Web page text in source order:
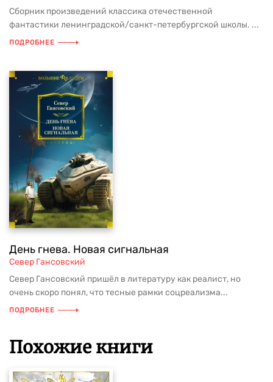
Сборник произведений классика отечественной
фантастики ленинградской/санкт-петербургской школы. ...
ПОДРОБНЕЕ
День гнева. Новая сигнальная
Север Гансовский
Север Гансовский пришёл в литературу как реалист, но
очень скоро понял, что тесные рамки соцреализма...
ПОДРОБНЕЕ
Похожие книги